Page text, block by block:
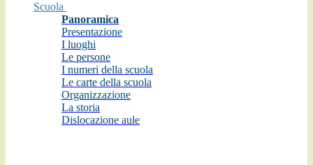
Scuola
Panoramica
Presentazione
I luoghi
Le persone
I numeri della scuola
Le carte della scuola
Organizzazione
La storia
Dislocazione aule